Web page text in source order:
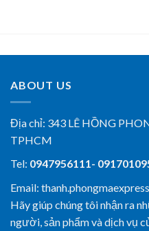
ABOUT US
Địa chỉ: 343 LÊ HỒNG
TPHCM
Tel: 0947956111-
Email:
Hãy giúp chúng tôi nhận ra
người, sản phẩm và dịch vụ